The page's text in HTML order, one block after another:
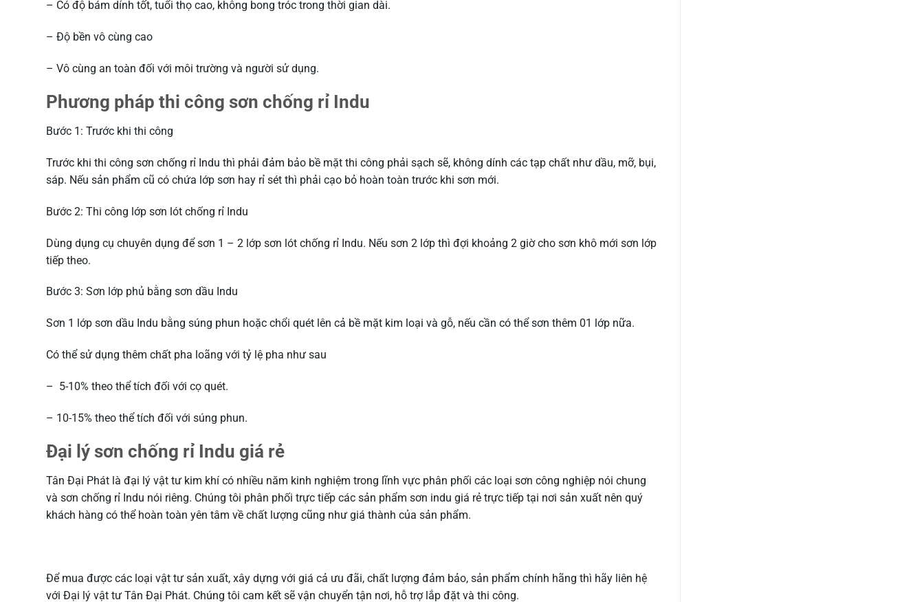
– Có độ bám dính tốt, tuổi thọ cao, không bong tróc trong thời gian dài.
– Độ bền vô cùng cao
– Vô cùng an toàn đối với môi trường và người sử dụng.
Phương pháp thi công sơn chống rỉ Indu
Bước 1: Trước khi thi công
Trước khi thi công sơn chống rỉ Indu thì phải đảm bảo bề mặt thi công phải sạch sẽ, không dính các tạp chất như dầu, mỡ, bụi,
sáp. Nếu sản phẩm cũ có chứa lớp sơn hay rỉ sét thì phải cạo bỏ hoàn toàn trước khi sơn mới.
Bước 2: Thi công lớp sơn lót chống rỉ Indu
Dùng dụng cụ chuyên dụng để sơn 1 – 2 lớp sơn lót chống rỉ Indu. Nếu sơn 2 lớp thì đợi khoảng 2 giờ cho sơn khô mới sơn lớp
tiếp theo.
Bước 3: Sơn lớp phủ bằng sơn dầu Indu
Sơn 1 lớp sơn dầu Indu bằng súng phun hoặc chổi quét lên cả bề mặt kim loại và gỗ, nếu cần có thể sơn thêm 01 lớp nữa.
Có thể sử dụng thêm chất pha loãng với tỷ lệ pha như sau
– 5-10% theo thể tích đối với cọ quét.
– 10-15% theo thể tích đối với súng phun.
Đại lý sơn chống rỉ Indu giá rẻ
Tân Đại Phát là đại lý vật tư kim khí có nhiều năm kinh nghiệm trong lĩnh vực phân phối các loại sơn công nghiệp nói chung
và sơn chống rỉ Indu nói riêng. Chúng tôi phân phối trực tiếp các sản phẩm sơn indu giá rẻ trực tiếp tại nơi sản xuất nên quý
khách hàng có thể hoàn toàn yên tâm về chất lượng cũng như giá thành của sản phẩm.
Để mua được các loại vật tư sản xuất, xây dựng với giá cả ưu đãi, chất lượng đảm bảo, sản phẩm chính hãng thì hãy liên hệ
với Đại lý vật tư Tân Đại Phát. Chúng tôi cam kết sẽ vận chuyển tận nơi, hỗ trợ lắp đặt và thi công.